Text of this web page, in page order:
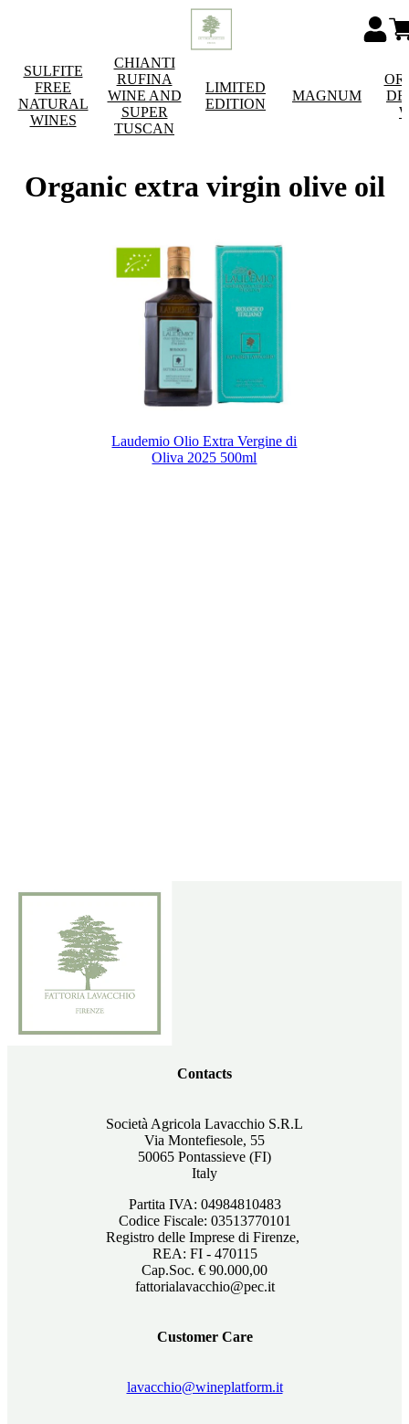
SULFITE
FREE
NATURAL
WINES
CHIANTI
RUFINA
WINE AND
SUPER
TUSCAN
LIMITED
EDITION
MAGNUM
Organic extra virgin olive oil
Laudemio Olio Extra Vergine di
Oliva 2025 500ml
Contacts
Società Agricola Lavacchio S.R.L
Via Montefiesole, 55
50065 Pontassieve (FI)
Italy
Partita IVA: 04984810483
Codice Fiscale: 03513770101
Registro delle Imprese di Firenze,
REA: FI - 470115
Cap.Soc. € 90.000,00
fattorialavacchio@pec.it
Customer Care
lavacchio@wineplatform.it